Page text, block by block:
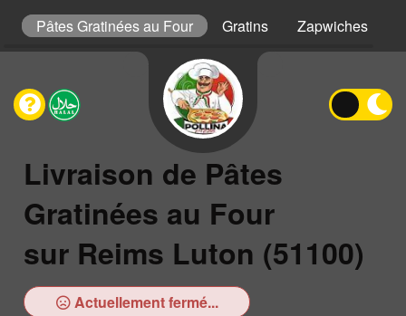
Pâtes Gratinées au Four Gratins Zapwiches
Livraison de Pâtes
Gratinées au Four
sur Reims Luton (51100)
Actuellement fermé...